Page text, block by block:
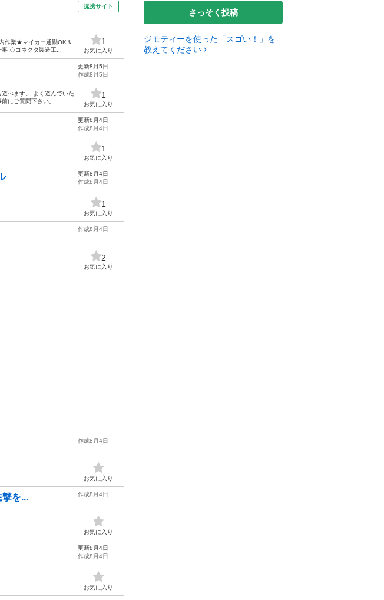
作業★マイカー通勤OK＆
◇コネクタ製造工...
提携サイト
1
お気に入り
べます。 よく遊んでいた
にご質問下さい。...
更新8月5日
作成8月5日
1
お気に入り
更新8月4日
作成8月4日
1
お気に入り
更新8月4日
作成8月4日
1
お気に入り
作成8月4日
2
お気に入り
作成8月4日
お気に入り
を... 作成8月4日
お気に入り
更新8月4日
作成8月4日
お気に入り
さっそく投稿
ジモティーを使った「スゴい！」を
教えてください